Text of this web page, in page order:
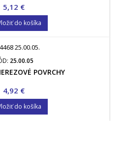
Cena
5,12 €
do košíka
25.00.05
POVRCHY
Cena
4,92 €
do košíka